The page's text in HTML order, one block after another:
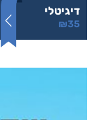
דיגיטלי
₪35